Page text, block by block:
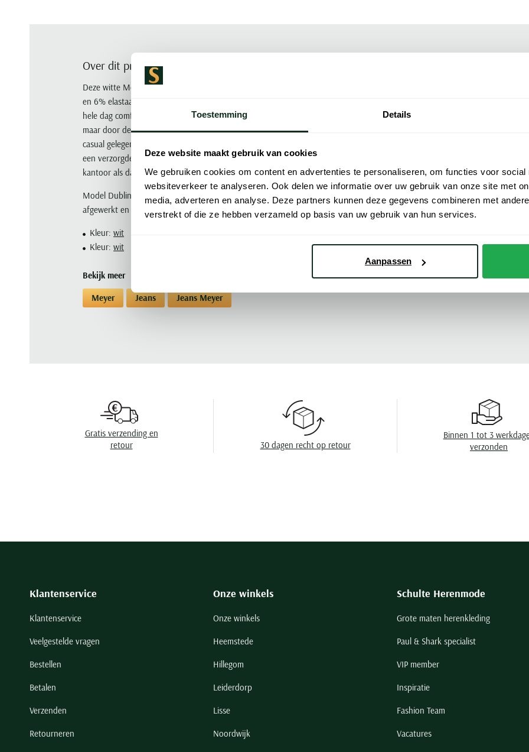
Toestemming Details
Deze website maakt gebruik van cookies
We gebruiken cookies om content en advertenties te personaliseren, om functies voor social
websiteverkeer te analyseren. Ook delen we informatie over uw gebruik van onze site met
media, adverteren en analyse. Deze partners kunnen deze gegevens combineren met
verstrekt of die ze hebben verzameld op basis van uw gebruik van hun services.
Aanpassen
Over dit product
Deze witte Meyer Dublin jeans is een nette jeans in een normale fit, gemaakt van 94% katoen
en 6% elastaan. Dat betekent dat je de structuur van katoen krijgt met net genoeg rek om de
hele dag comfortabel te zitten. Het 5-pocket model geeft de broek een klassieke jeanssnit,
maar door de nette uitstraling en het witte kleurgebruik draag je hem ook makkelijk buiten
casual gelegenheden. Combineer hem met een lichtblauw overhemd of een navy blazer voor
een verzorgde look die niet te formeel aanvoelt. Handig voor een dag waarop je zowel op
kantoor als daarna ergens naartoe gaat.
Model Dublin van Meyer is een slank vormgegeven swingpocket. De vijf zakken zijn fraai
afgewerkt en de achterzakken zijn voorzien van een trendy ontwerp.
Kleur: wit
Kleur: wit
Bekijk meer
Meyer Jeans Jeans Meyer
Materiaal
Pasvorm
Model
Meer kenmerken
Gratis verzending en
retour
30 dagen recht op retour
Binnen 1 tot 3
verzonden
Klantenservice
Klantenservice
Veelgestelde vragen
Bestellen
Betalen
Verzenden
Retourneren
Onze winkels
Onze winkels
Heemstede
Hillegom
Leiderdorp
Lisse
Noordwijk
Schulte Herenmode
Grote maten herenkleding
Paul & Shark specialist
VIP member
Inspiratie
Fashion Team
Vacatures